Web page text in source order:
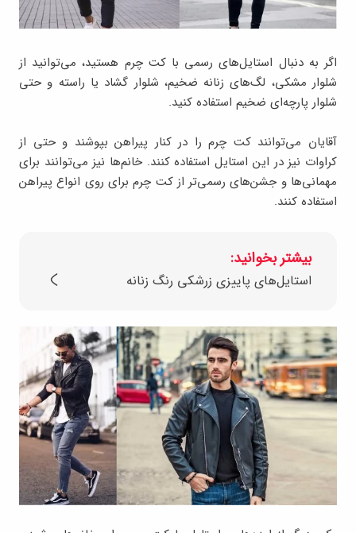
اگر به دنبال استایل‌های رسمی با کت چرم هستید، می‌توانید از
شلوار مشکی، لگ‌های زنانه ضخیم، شلوار گشاد یا راسته و حتی
شلوار پارچه‌ای ضخیم استفاده کنید.
آقایان می‌توانند کت چرم را در کنار پیراهن بپوشند و حتی از
کراوات نیز در این استایل استفاده کنند. خانم‌ها نیز می‌توانند برای
مهمانی‌ها و جشن‌های رسمی‌تر از کت چرم برای روی انواع پیراهن
استفاده کنند.
بیشتر بخوانید:
استایل‌های پاییزی زرشکی رنگ زنانه